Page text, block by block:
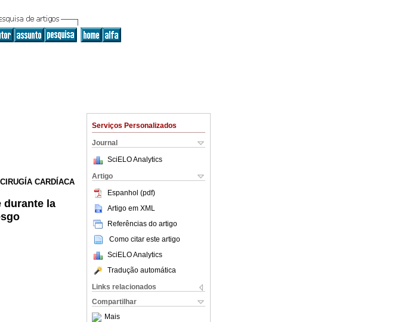
Serviços Personalizados
Journal
SciELO Analytics
Artigo
Espanhol (pdf)
Artigo em XML
Referências do artigo
Como citar este artigo
SciELO Analytics
Tradução automática
Links relacionados
Compartilhar
Mais
CARDÍACA
durante la